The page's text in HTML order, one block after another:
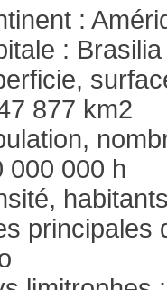
:
: Brasilia
877 km2
000 000 h
principales